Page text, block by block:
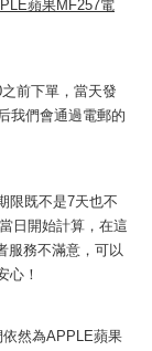
蘋果MF257電
前下單，當天發
我們會通過電郵的
限既不是7天也不
日開始計算，在這
服務不滿意，可以
心！
然為APPLE蘋果